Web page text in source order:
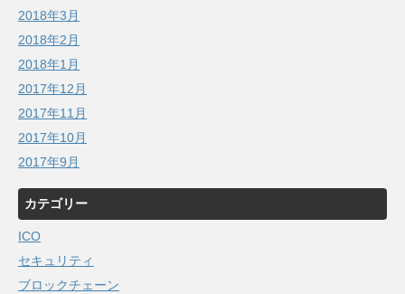
2018年3月
2018年2月
2018年1月
2017年12月
2017年11月
2017年10月
2017年9月
カテゴリー
ICO
セキュリティ
ブロックチェーン